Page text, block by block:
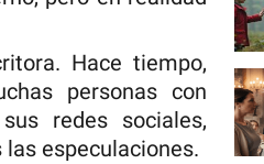
Hace tiempo,
personas con
redes sociales,
las especulaciones.